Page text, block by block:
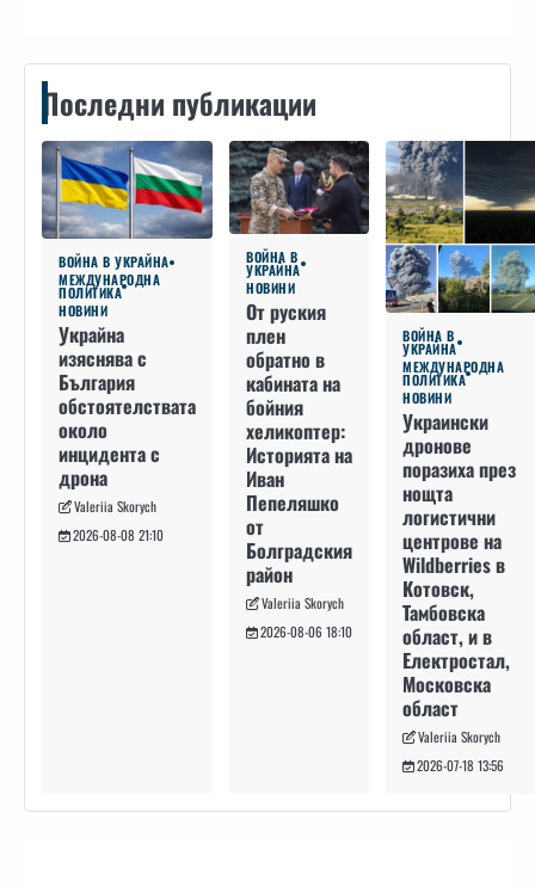
Последни публикации
ВОЙНА В УКРАЙНА
МЕЖДУНАРОДНА
ПОЛИТИКА
НОВИНИ
Украйна
изяснява с
България
обстоятелствата
около
инцидента с
дрона
Valeriia Skorych
2026-08-08 21:10
ВОЙНА В
УКРАЙНА
НОВИНИ
От руския
плен
обратно в
кабината на
бойния
хеликоптер:
Историята на
Иван
Пепеляшко
от
Болградския
район
Valeriia Skorych
2026-08-06 18:10
ВОЙНА В
УКРАЙНА
МЕЖДУНАРОДНА
ПОЛИТИКА
НОВИНИ
Украински
дронове
поразиха през
нощта
логистични
центрове на
Wildberries в
Котовск,
Тамбовска
област, и в
Електростал,
Московска
област
Valeriia Skorych
2026-07-18 13:56